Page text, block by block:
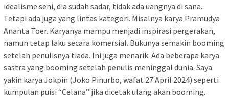
idealisme seni, dia sudah sadar, tidak ada uangnya di sana.
Tetapi ada juga yang lintas kategori. Misalnya karya Pramudya
Ananta Toer. Karyanya mampu menjadi inspirasi pergerakan,
namun tetap laku secara komersial. Bukunya semakin booming
setelah penulisnya tiada. Ini juga menarik. Ada beberapa karya
sastra yang booming setelah penulis meninggal dunia. Saya
yakin karya Jokpin (Joko Pinurbo, wafat 27 April 2024) seperti
kumpulan puisi “Celana” jika dicetak ulang akan booming.